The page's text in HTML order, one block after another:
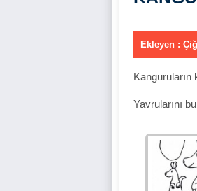
Ekleyen :
Kanguruların
Yavrularını